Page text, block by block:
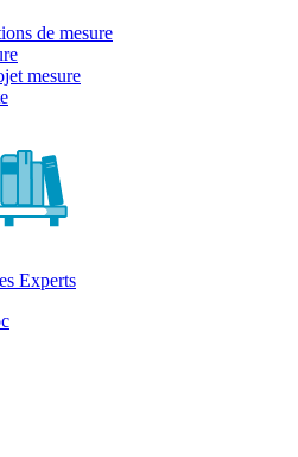
de mesure
mesure
Experts